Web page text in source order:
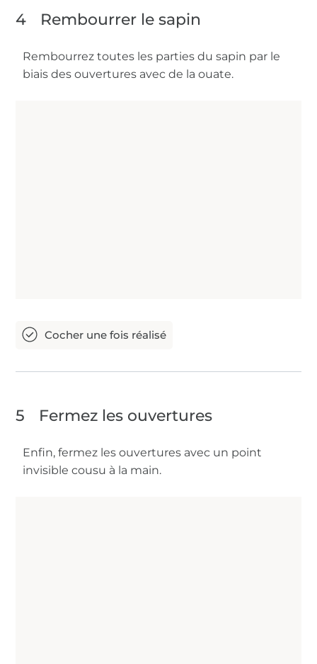
4 Rembourrer le sapin
Rembourrez toutes les parties du sapin par le
biais des ouvertures avec de la ouate.
5 Fermez les ouvertures
Enfin, fermez les ouvertures avec un point
invisible cousu à la main.